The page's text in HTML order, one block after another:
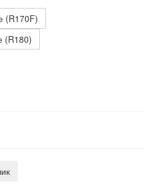
(R170F)
(R180)